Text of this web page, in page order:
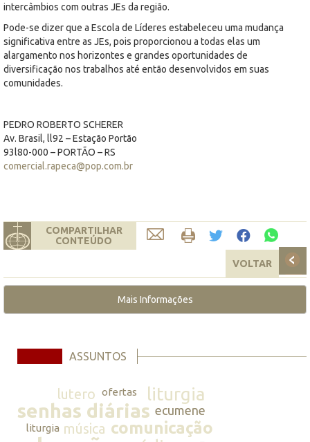
intercâmbios com outras JEs da região.
Pode-se dizer que a Escola de Líderes estabeleceu uma mudança
significativa entre as JEs, pois proporcionou a todas elas um
alargamento nos horizontes e grandes oportunidades de
diversificação nos trabalhos até então desenvolvidos em suas
comunidades.
PEDRO ROBERTO SCHERER
Av. Brasil, ll92 – Estação Portão
93l80-000 – PORTÃO – RS
comercial.rapeca@pop.com.br
COMPARTILHAR
CONTEÚDO
VOLTAR
Mais Informações
ASSUNTOS
lutero ofertas liturgia
senhas diárias ecumene
liturgia música comunicação